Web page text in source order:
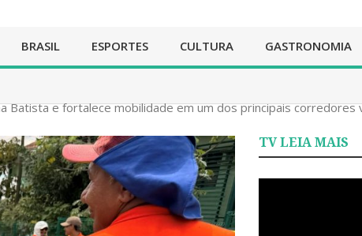
BRASIL ESPORTES CULTURA GASTRONOMIA
Batista e fortalece mobilidade em um dos principais corredores
TV LEIA MAIS